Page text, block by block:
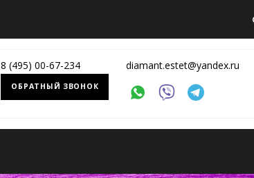
8 (495) 00-67-234
ОБРАТНЫЙ ЗВОНОК
diamant.estet@yandex.ru